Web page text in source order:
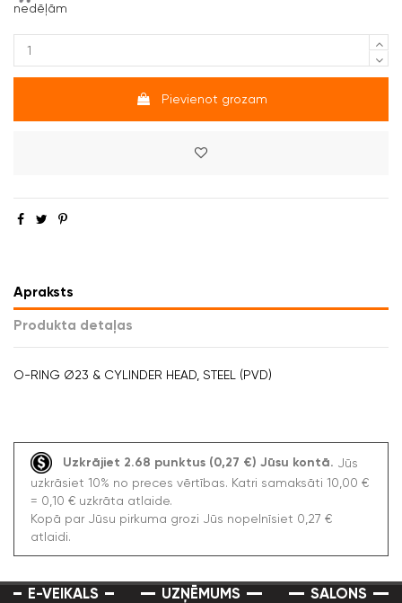
nedēļām
Pievienot grozam
Apraksts
Produkta detaļas
O-RING Ø23 & CYLINDER HEAD, STEEL (PVD)
Uzkrājiet 2.68 punktus (0,27 €) Jūsu kontā. Jūs
uzkrāsiet 10% no preces vērtības. Katri samaksāti 10,00 €
= 0,10 € uzkrāta atlaide.
Kopā par Jūsu pirkuma grozi Jūs nopelnīsiet 0,27 €
atlaidi.
E-VEIKALS UZŅĒMUMS SALONS